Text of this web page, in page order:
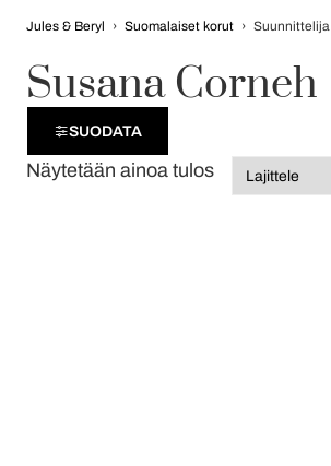
Jules & Beryl › Suomalaiset korut › Suunnittelija
Susana Corneh
SUODATA
Näytetään ainoa tulos